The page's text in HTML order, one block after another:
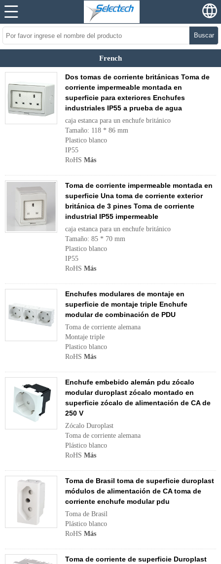
Buscar
French
Dos tomas de corriente británicas Toma de
corriente impermeable montada en
superficie para exteriores Enchufes
industriales IP55 a prueba de agua
caja estanca para un enchufe británico
Tamaño: 118 * 86 mm
Plastico blanco
IP55
RoHS Más
Toma de corriente impermeable montada en
superficie Una toma de corriente exterior
británica de 3 pines Toma de corriente
industrial IP55 impermeable
caja estanca para un enchufe británico
Tamaño: 85 * 70 mm
Plastico blanco
IP55
RoHS Más
Enchufes modulares de montaje en
superficie de montaje triple Enchufe
modular de combinación de PDU
Toma de corriente alemana
Montaje triple
Plastico blanco
RoHS Más
Enchufe embebido alemán pdu zócalo
modular duroplast zócalo montado en
superficie zócalo de alimentación de CA de
250 V
Zócalo Duroplast
Toma de corriente alemana
Plástico blanco
RoHS Más
Toma de Brasil toma de superficie duroplast
módulos de alimentación de CA toma de
corriente enchufe modular pdu
Toma de Brasil
Plástico blanco
RoHS Más
Toma de corriente de superficie Duroplast